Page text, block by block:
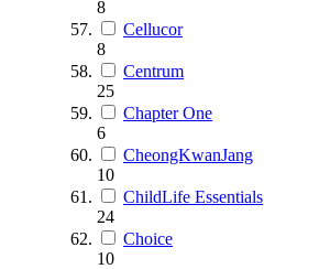
8
Cellucor
8
Centrum
25
Chapter One
6
CheongKwanJang
10
ChildLife Essentials
24
Choice
10